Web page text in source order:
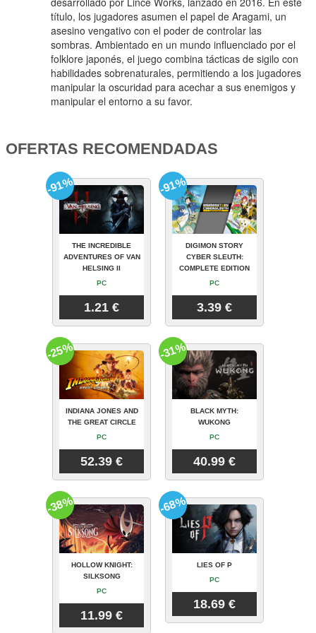
título, los jugadores asumen el papel de Aragami, un
asesino vengativo con el poder de controlar las
sombras. Ambientado en un mundo influenciado por el
folklore japonés, el juego combina tácticas de sigilo con
habilidades sobrenaturales, permitiendo a los jugadores
manipular la oscuridad para acechar a sus enemigos y
manipular el entorno a su favor.
OFERTAS RECOMENDADAS
THE INCREDIBLE
ADVENTURES OF VAN
HELSING II
PC
1.21 €
-91%
DIGIMON STORY
CYBER SLEUTH:
COMPLETE EDITION
PC
3.39 €
-91%
INDIANA JONES AND
THE GREAT CIRCLE
PC
52.39 €
-25%
BLACK MYTH:
WUKONG
PC
40.99 €
-31%
HOLLOW KNIGHT:
SILKSONG
PC
11.99 €
-38%
LIES OF P
PC
18.69 €
-68%